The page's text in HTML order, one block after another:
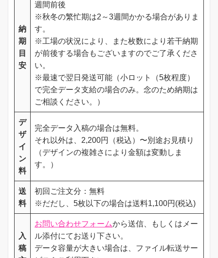
納
期
目
安
週間前後
※秋冬の繁忙期は2～3週間かかる場合がありま
す。
※工場の状況により、また枚数により若干納期
が前後する場合もございますのでご了承くださ
い。
※最速で翌日発送可能（小ロット（5枚程度）
で完全データ支給の場合のみ。念のため納期は
ご相談ください。）
デ
ザ
イ
ン
料
完全データ入稿の場合は無料。
それ以外は、2,200円（税込）〜別途お見積り
（デザインの複雑さにより金額は変動しま
す。）
送
料
初回ご注文分：無料
※だだし、5枚以下の場合は送料1,100円(税込)
入
稿
お問い合わせフォームから送信、もしくはメー
ル添付にてお送り下さい。
データ容量が大きい場合は、ファイル転送サー